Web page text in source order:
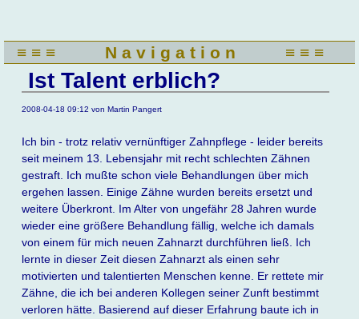
≡ ≡ ≡ N a v i g a t i o n ≡ ≡ ≡
Ist Talent erblich?
2008-04-18 09:12 von Martin Pangert
Ich bin - trotz relativ vernünftiger Zahnpflege - leider bereits
seit meinem 13. Lebensjahr mit recht schlechten Zähnen
gestraft. Ich mußte schon viele Behandlungen über mich
ergehen lassen. Einige Zähne wurden bereits ersetzt und
weitere Überkront. Im Alter von ungefähr 28 Jahren wurde
wieder eine größere Behandlung fällig, welche ich damals
von einem für mich neuen Zahnarzt durchführen ließ. Ich
lernte in dieser Zeit diesen Zahnarzt als einen sehr
motivierten und talentierten Menschen kenne. Er rettete mir
Zähne, die ich bei anderen Kollegen seiner Zunft bestimmt
verloren hätte. Basierend auf dieser Erfahrung baute ich in